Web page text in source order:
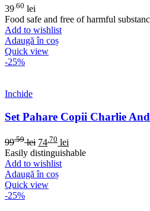
39 .60 lei
Food safe and free of harmful
Add to wishlist
Adaugă în coș
Quick view
-25%
Inchide
Set Pahare Copii Charlie
99.59 lei 74 .70 lei
Easily distinguishable
Add to wishlist
Adaugă în coș
Quick view
-25%